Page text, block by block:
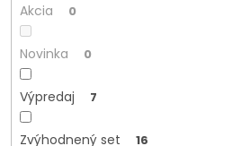
Akcia 0
Novinka 0
Výpredaj 7
Zvýhodnený set 16